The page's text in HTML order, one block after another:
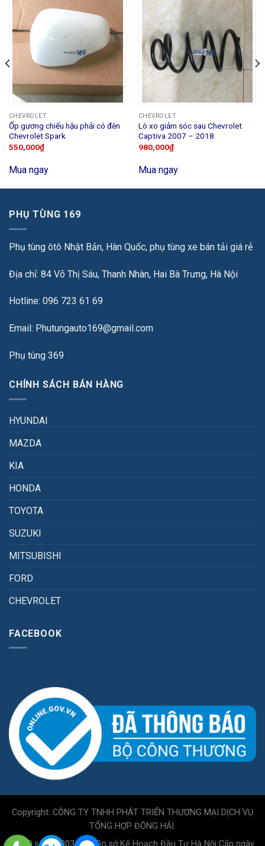
CHEVROLET
Ốp gương chiếu hậu phải có đèn
Chevrolet Spark
550,000₫
Mua ngay
CHEVROLET
Lò xo giảm sóc sau Chevrolet
Captiva 2007 – 2018
980,000₫
Mua ngay
PHỤ TÙNG 169
Phụ tùng ôtô Nhật Bản, Hàn Quốc, phụ tùng xe bán tải giá rẻ
Địa chỉ: 84 Võ Thị Sáu, Thanh Nhàn, Hai Bà Trưng, Hà Nội
Hotline: 096 723 61 69
Email: Phutungauto169@gmail.com
Phụ tùng 369
CHÍNH SÁCH BÁN HÀNG
HYUNDAI
MAZDA
KIA
HONDA
TOYOTA
SUZUKI
MITSUBISHI
FORD
CHEVROLET
FACEBOOK
Copyright: CÔNG TY TNHH PHÁT TRIỂN THƯƠNG MẠI DỊCH VỤ
TỔNG HỢP ĐÔNG HẢI.